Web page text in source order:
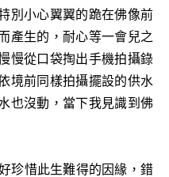
別小心翼翼的跪在佛像前
產生的，耐心等一會兒之
慢從口袋掏出手機拍攝錄
境前同樣拍攝擺設的供水
也沒動，當下我見識到佛
惜此生難得的因緣，錯